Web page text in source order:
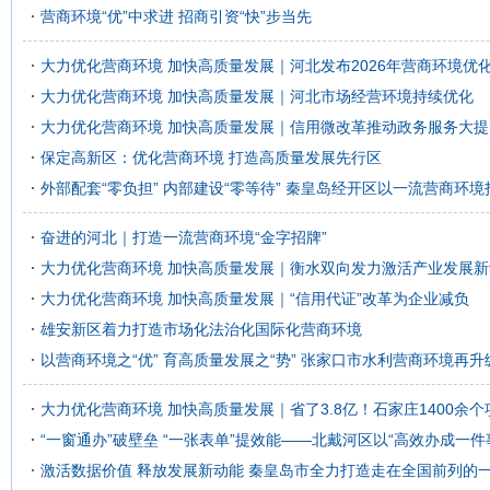
营商环境“优”中求进 招商引资“快”步当先
大力优化营商环境 加快高质量发展｜河北发布2026年营商环境优
大力优化营商环境 加快高质量发展｜河北市场经营环境持续优化
大力优化营商环境 加快高质量发展｜信用微改革推动政务服务大
保定高新区：优化营商环境 打造高质量发展先行区
外部配套“零负担” 内部建设“零等待” 秦皇岛经开区以一流营商环境
奋进的河北｜打造一流营商环境“金字招牌”
大力优化营商环境 加快高质量发展｜衡水双向发力激活产业发展
大力优化营商环境 加快高质量发展｜“信用代证”改革为企业减负
雄安新区着力打造市场化法治化国际化营商环境
以营商环境之“优” 育高质量发展之“势” 张家口市水利营商环境再升
大力优化营商环境 加快高质量发展｜省了3.8亿！石家庄1400余个
“一窗通办”破壁垒 “一张表单”提效能——北戴河区以“高效办成一件
激活数据价值 释放发展新动能 秦皇岛市全力打造走在全国前列的